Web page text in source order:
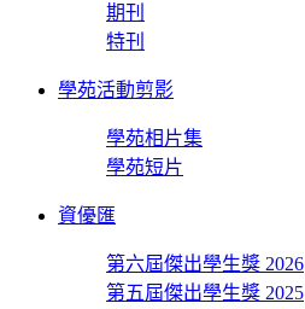
期刊
特刊
學苑活動剪影
學苑相片集
學苑短片
資優匯
第六屆傑出學生獎 2026
第五屆傑出學生獎 2025